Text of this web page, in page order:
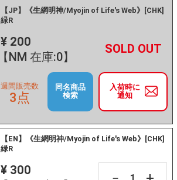
【JP】《生網明神/Myojin of Life's Web》[CHK]
緑R
¥ 200
【NM 在庫:0】
－ +
入荷時に
通知
週間販売数
3点
同名商品
検索
【EN】《生網明神/Myojin of Life's Web》[CHK]
緑R
¥ 300